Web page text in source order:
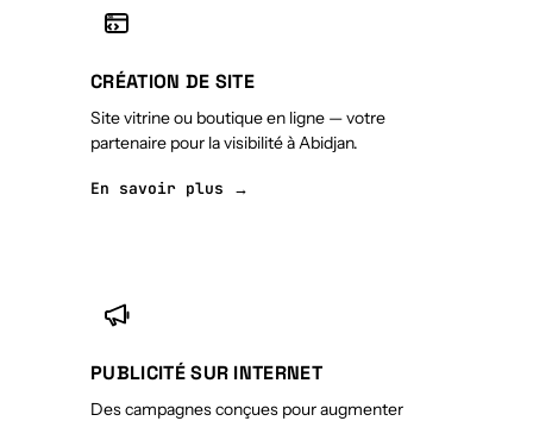
CRÉATION DE SITE
Site vitrine ou boutique en ligne — votre
partenaire pour la visibilité à Abidjan.
En savoir plus →
PUBLICITÉ SUR INTERNET
Des campagnes conçues pour augmenter